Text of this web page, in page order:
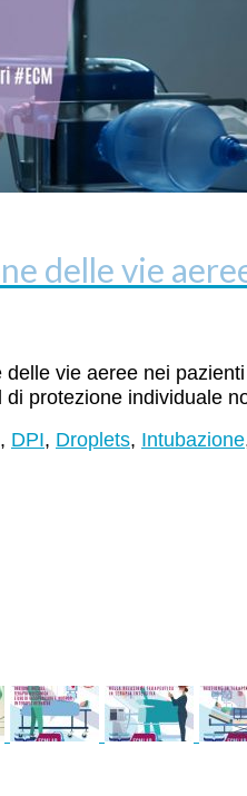
delle vie
vie aeree nei
protezione individuale
, DPI, Droplets, Intubazione